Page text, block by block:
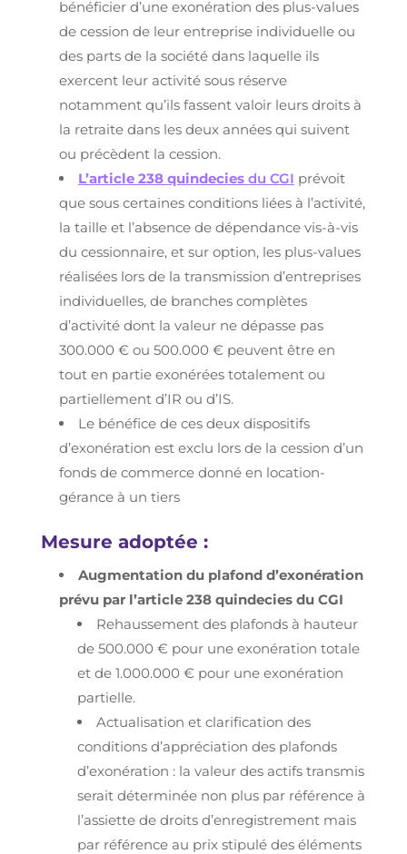
bénéficier d’une exonération des plus-values
de cession de leur entreprise individuelle ou
des parts de la société dans laquelle ils
exercent leur activité sous réserve
notamment qu’ils fassent valoir leurs droits à
la retraite dans les deux années qui suivent
ou précèdent la cession.
L’article 238 quindecies du CGI prévoit
que sous certaines conditions liées à l’activité,
la taille et l’absence de dépendance vis-à-vis
du cessionnaire, et sur option, les plus-values
réalisées lors de la transmission d’entreprises
individuelles, de branches complètes
d’activité dont la valeur ne dépasse pas
300.000 € ou 500.000 € peuvent être en
tout en partie exonérées totalement ou
partiellement d’IR ou d’IS.
Le bénéfice de ces deux dispositifs
d’exonération est exclu lors de la cession d’un
fonds de commerce donné en location-
gérance à un tiers
Mesure adoptée :
Augmentation du plafond d’exonération
prévu par l’article 238 quindecies du CGI
Rehaussement des plafonds à hauteur
de 500.000 € pour une exonération totale
et de 1.000.000 € pour une exonération
partielle.
Actualisation et clarification des
conditions d’appréciation des plafonds
d’exonération : la valeur des actifs transmis
serait déterminée non plus par référence à
l’assiette de droits d’enregistrement mais
par référence au prix stipulé des éléments